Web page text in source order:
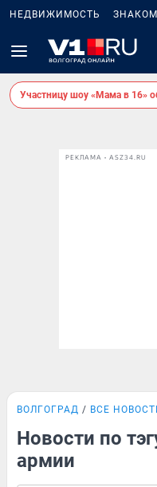
НЕДВИЖИМОСТЬ
Участницу шоу «Мама в 16»
РЕКЛАМА • ASZ34.RU
ВОЛГОГРАД ВСЕ
Новости по
армии